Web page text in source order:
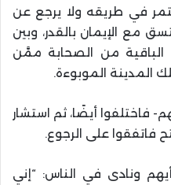
في طريقه ولا يرجع عن
مع الإيمان بالقدر، وبين
الباقية من الصحابة ممَّن
المدينة الموبوءة.
فاختلفوا أيضًا، ثم استشار
على الرجوع.
ونادى في الناس: “إني